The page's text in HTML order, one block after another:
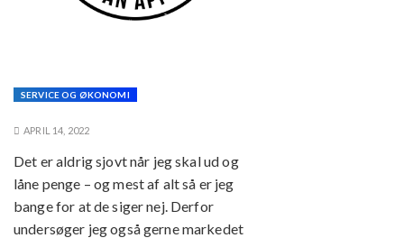
SERVICE OG ØKONOMI
APRIL 14, 2022
Det er aldrig sjovt når jeg skal ud og
låne penge – og mest af alt så er jeg
bange for at de siger nej. Derfor
undersøger jeg også gerne markedet